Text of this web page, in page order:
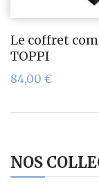
NOS
Le coffret
TOPPI
84,00 €